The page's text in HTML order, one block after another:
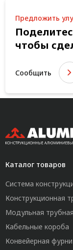
Предложить
чтобы
Сообщить
Каталог товаров
Система
Конструкционная
Модульная
Кабельные короба
Конвейерная